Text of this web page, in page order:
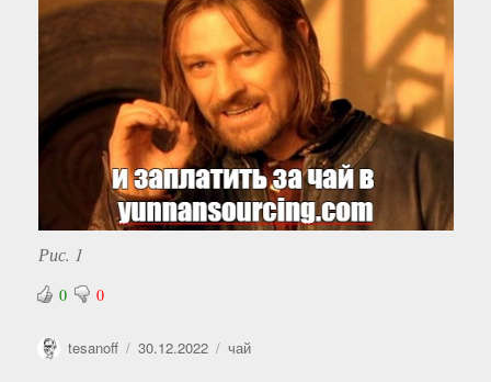
Рис. 1
0 0
Автор
tesanoff Опубликовано
30.12.2022 Рубрики
чай